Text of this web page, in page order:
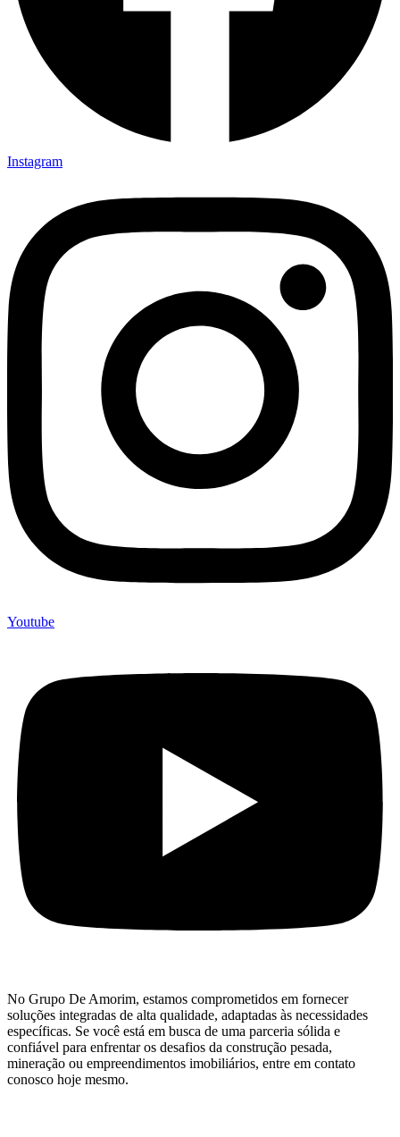
Instagram
Youtube
No Grupo De Amorim, estamos comprometidos em fornecer
soluções integradas de alta qualidade, adaptadas às necessidades
específicas. Se você está em busca de uma parceria sólida e
confiável para enfrentar os desafios da construção pesada,
mineração ou empreendimentos imobiliários, entre em contato
conosco hoje mesmo.